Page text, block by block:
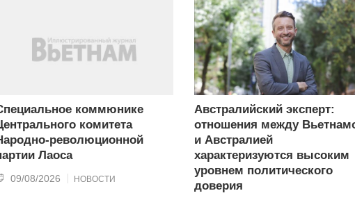
коммюнике
комитета
революционной
Лаоса
09/08/2026 НОВОСТИ
Австралийский эксперт:
отношения между
и Австралией
характеризуются высоким
уровнем политического
доверия